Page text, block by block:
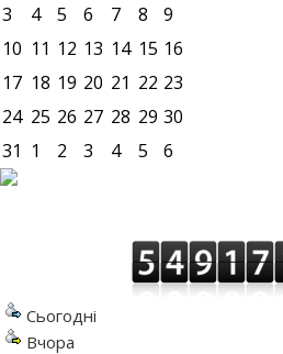
3
4 5 6 7 8
9
10 11 12 13 14 15 16
17 18 19 20 21 22 23
24 25 26 27 28 29 30
31 1 2 3 4 5 6
Сьогодні
Вчора